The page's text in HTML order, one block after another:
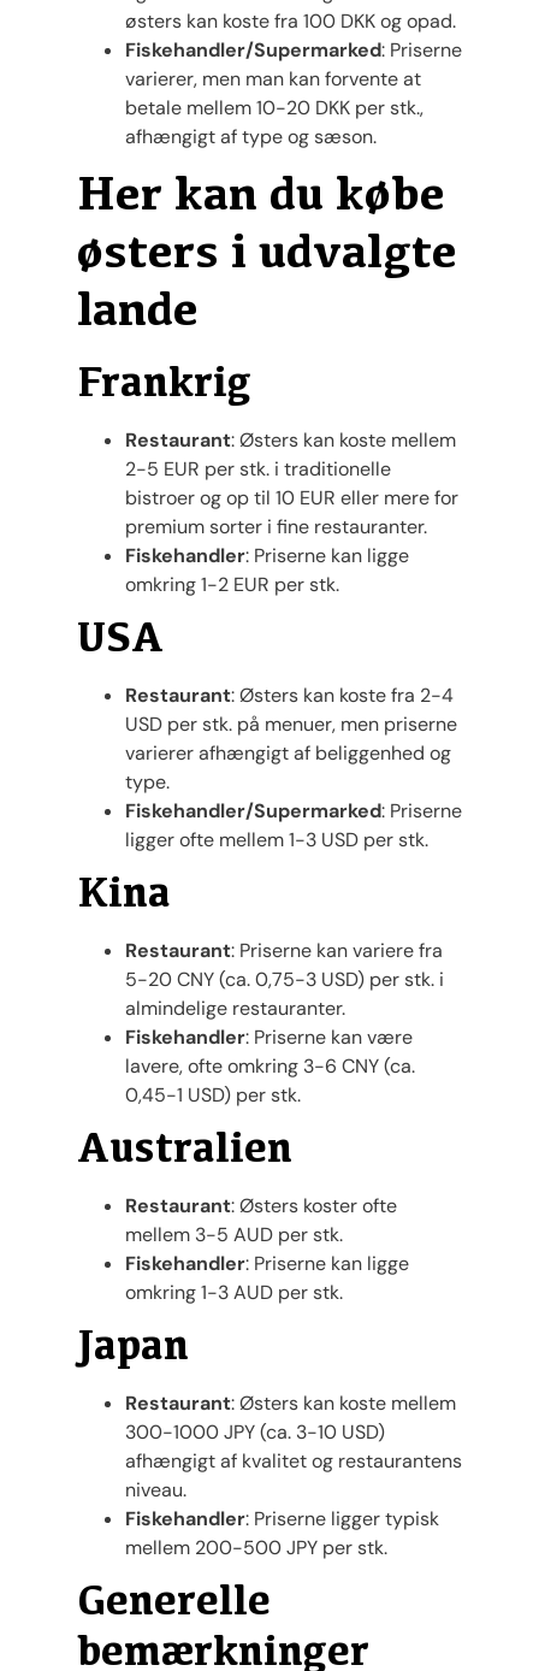
østers kan koste fra 100 DKK og opad.
Fiskehandler/Supermarked: Priserne
varierer, men man kan forvente at
betale mellem 10-20 DKK per stk.,
afhængigt af type og sæson.
Her kan du købe
østers i udvalgte
lande
Frankrig
Restaurant: Østers kan koste mellem
2-5 EUR per stk. i traditionelle
bistroer og op til 10 EUR eller mere for
premium sorter i fine restauranter.
Fiskehandler: Priserne kan ligge
omkring 1-2 EUR per stk.
USA
Restaurant: Østers kan koste fra 2-4
USD per stk. på menuer, men priserne
varierer afhængigt af beliggenhed og
type.
Fiskehandler/Supermarked: Priserne
ligger ofte mellem 1-3 USD per stk.
Kina
Restaurant: Priserne kan variere fra
5-20 CNY (ca. 0,75-3 USD) per stk. i
almindelige restauranter.
Fiskehandler: Priserne kan være
lavere, ofte omkring 3-6 CNY (ca.
0,45-1 USD) per stk.
Australien
Restaurant: Østers koster ofte
mellem 3-5 AUD per stk.
Fiskehandler: Priserne kan ligge
omkring 1-3 AUD per stk.
Japan
Restaurant: Østers kan koste mellem
300-1000 JPY (ca. 3-10 USD)
afhængigt af kvalitet og restaurantens
niveau.
Fiskehandler: Priserne ligger typisk
mellem 200-500 JPY per stk.
Generelle
bemærkninger